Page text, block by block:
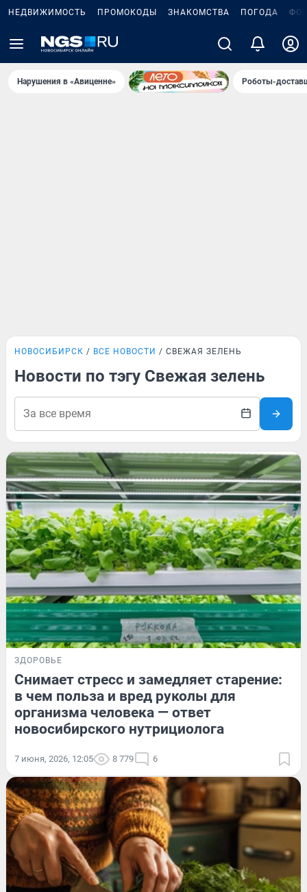
НЕДВИЖИМОСТЬ ПРОМОКОДЫ ЗНАКОМСТВА ПОГОДА
Нарушения в «Авиценне» Роботы-
НОВОСИБИРСК ВСЕ НОВОСТИ СВЕЖАЯ ЗЕЛЕНЬ
Новости по тэгу Свежая зелень
ЗДОРОВЬЕ
Снимает стресс и замедляет старение:
в чем польза и вред руколы для
организма человека — ответ
новосибирского нутрициолога
7 июня, 2026, 12:05 8 779 6